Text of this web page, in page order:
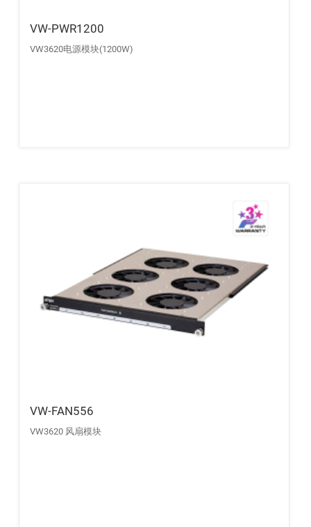
VW-PWR1200
VW3620电源模块(1200W)
VW-FAN556
VW3620 风扇模块